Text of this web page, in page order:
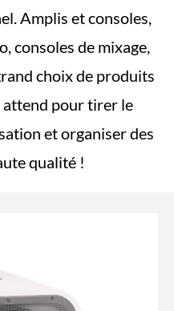
Amplis et consoles,
consoles de mixage,
choix de produits
attend pour tirer le
et organiser des
qualité !